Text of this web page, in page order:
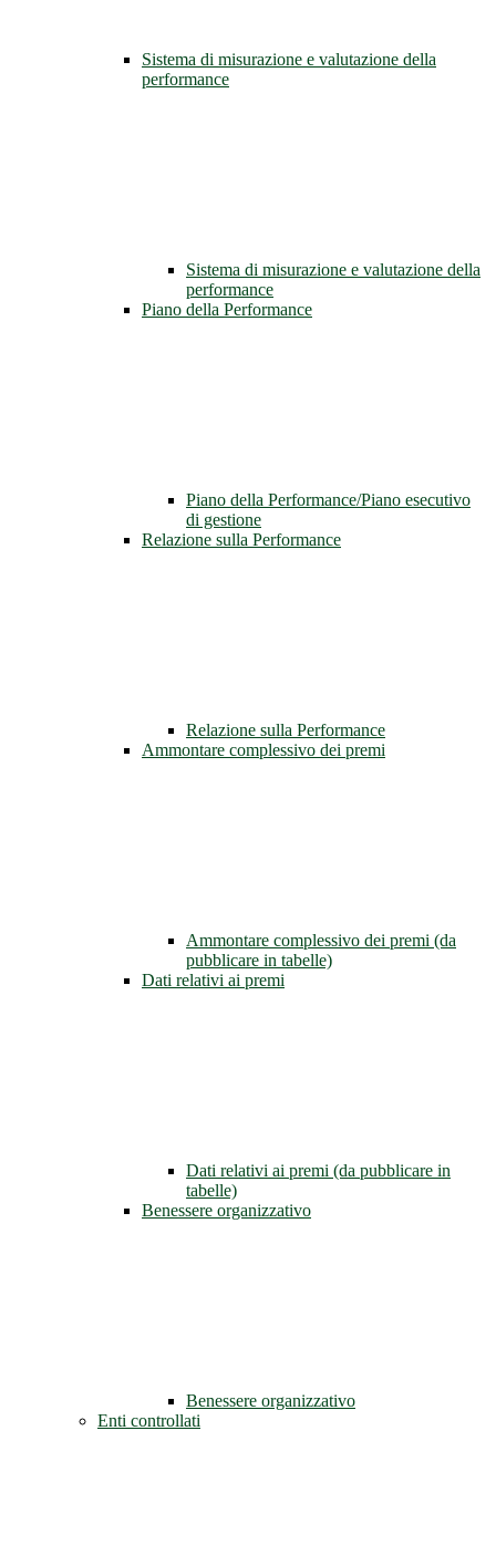
Sistema di misurazione e valutazione della
performance
Sistema di misurazione e valutazione della
performance
Piano della Performance
Piano della Performance/Piano esecutivo
di gestione
Relazione sulla Performance
Relazione sulla Performance
Ammontare complessivo dei premi
Ammontare complessivo dei premi (da
pubblicare in tabelle)
Dati relativi ai premi
Dati relativi ai premi (da pubblicare in
tabelle)
Benessere organizzativo
Benessere organizzativo
Enti controllati